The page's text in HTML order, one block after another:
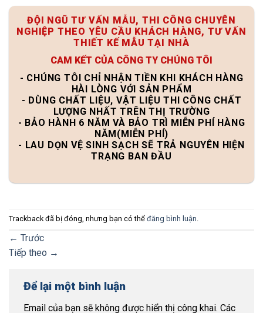
ĐỘI NGŨ TƯ VẤN MẪU, THI CÔNG CHUYÊN
NGHIỆP THEO YÊU CẦU KHÁCH HÀNG, TƯ VẤN
THIẾT KẾ MẪU TẠI NHÀ
CAM KẾT CỦA CÔNG TY CHÚNG TÔI
- CHÚNG TÔI CHỈ NHẬN TIỀN KHI KHÁCH HÀNG
HÀI LÒNG VỚI SẢN PHẨM
- DÙNG CHẤT LIỆU, VẬT LIỆU THI CÔNG CHẤT
LƯỢNG NHẤT TRÊN THỊ TRƯỜNG
- BẢO HÀNH 6 NĂM VÀ BẢO TRÌ MIỄN PHÍ HÀNG
NĂM(MIỄN PHÍ)
- LAU DỌN VỆ SINH SẠCH SẼ TRẢ NGUYÊN HIỆN
TRẠNG BAN ĐẦU
Trackback đã bị đóng, nhưng bạn có thể đăng bình luận
← Trước
Tiếp theo →
Để lại một bình luận
Email của bạn sẽ không được hiển thị công khai. Các